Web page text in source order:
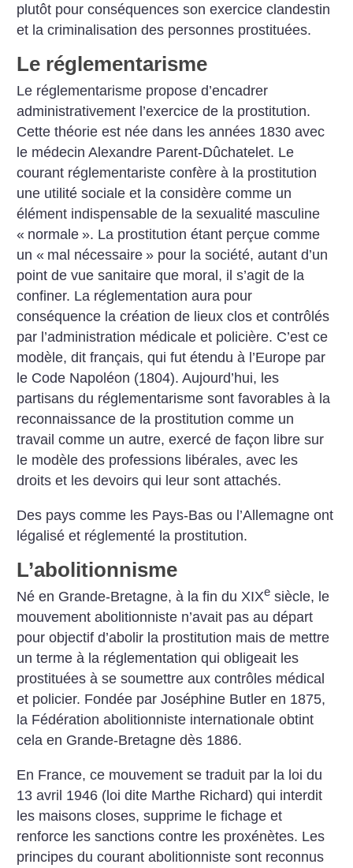
plutôt pour conséquences son exercice clandestin
et la criminalisation des personnes prostituées.
Le réglementarisme
Le réglementarisme propose d’encadrer
administrativement l’exercice de la prostitution.
Cette théorie est née dans les années 1830 avec
le médecin Alexandre Parent-Dûchatelet. Le
courant réglementariste confère à la prostitution
une utilité sociale et la considère comme un
élément indispensable de la sexualité masculine
« normale ». La prostitution étant perçue comme
un « mal nécessaire » pour la société, autant d’un
point de vue sanitaire que moral, il s’agit de la
confiner. La réglementation aura pour
conséquence la création de lieux clos et contrôlés
par l’administration médicale et policière. C’est ce
modèle, dit français, qui fut étendu à l’Europe par
le Code Napoléon (1804). Aujourd’hui, les
partisans du réglementarisme sont favorables à la
reconnaissance de la prostitution comme un
travail comme un autre, exercé de façon libre sur
le modèle des professions libérales, avec les
droits et les devoirs qui leur sont attachés.
Des pays comme les Pays-Bas ou l’Allemagne ont
légalisé et réglementé la prostitution.
L’abolitionnisme
Né en Grande-Bretagne, à la fin du XIXe siècle, le
mouvement abolitionniste n’avait pas au départ
pour objectif d’abolir la prostitution mais de mettre
un terme à la réglementation qui obligeait les
prostituées à se soumettre aux contrôles médical
et policier. Fondée par Joséphine Butler en 1875,
la Fédération abolitionniste internationale obtint
cela en Grande-Bretagne dès 1886.
En France, ce mouvement se traduit par la loi du
13 avril 1946 (loi dite Marthe Richard) qui interdit
les maisons closes, supprime le fichage et
renforce les sanctions contre les proxénètes. Les
principes du courant abolitionniste sont reconnus